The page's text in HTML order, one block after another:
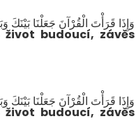
وَإِذَا قَرَأْتَ الْقُرْآنَ جَعَلْنَا بَيْنَكَ
budoucí, závěs
وَإِذَا قَرَأْتَ الْقُرْآنَ جَعَلْنَا بَيْنَكَ
budoucí, závěs